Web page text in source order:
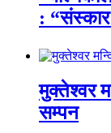
: “संस्कार
मुक्तेश्वर
सम्पन